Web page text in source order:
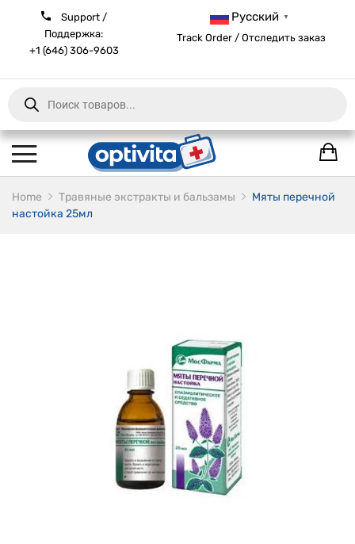
Support /
Поддержка:
+1 (646) 306-9603
Русский ▼
Track Order / Отследить заказ
Products
search
Home Травяные экстракты и бальзамы
Мяты перечной
настойка 25мл